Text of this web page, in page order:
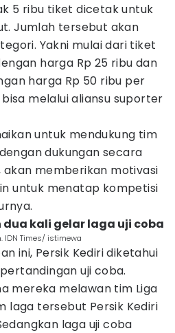
5 ribu tiket dicetak untuk
Jumlah tersebut akan
Yakni mulai dari tiket
harga Rp 25 ribu dan
harga Rp 50 ribu per
melalui aliansu suporter
untuk mendukung tim
dukungan secara
akan memberikan motivasi
untuk menatap kompetisi
dua kali gelar laga uji coba
IDN Times/ istimewa
ini, Persik Kediri diketahui
uji coba.
mereka melawan tim Liga
laga tersebut Persik Kediri
laga uji coba